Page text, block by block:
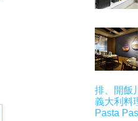
排、開飯
義大利料
Pasta